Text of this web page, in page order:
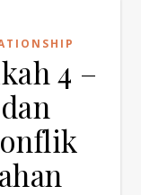
4 –